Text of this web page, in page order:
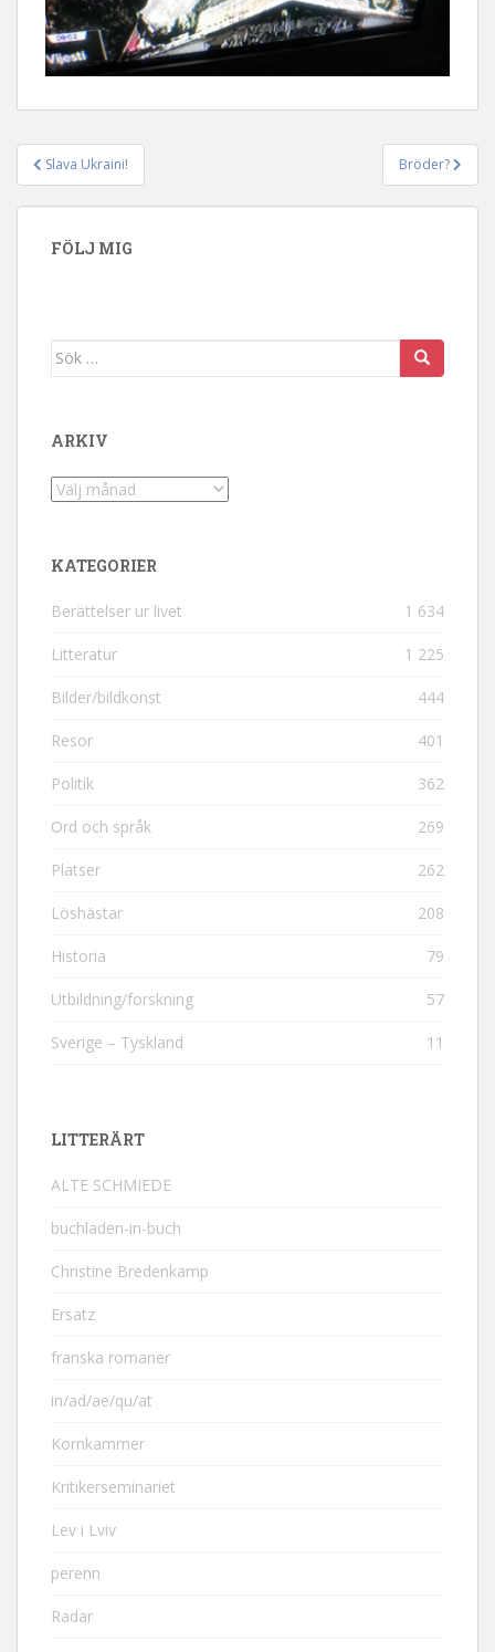
Inläggsnavigering
Slava Ukraini! Bröder?
FÖLJ MIG
Sök efter:
ARKIV
Arkiv
KATEGORIER
Berättelser ur livet 1 634
Litteratur 1 225
Bilder/bildkonst 444
Resor 401
Politik 362
Ord och språk 269
Platser 262
Löshästar 208
Historia 79
Utbildning/forskning 57
Sverige – Tyskland 11
LITTERÄRT
ALTE SCHMIEDE
buchladen-in-buch
Christine Bredenkamp
Ersatz
franska romaner
in/ad/ae/qu/at
Kornkammer
Kritikerseminariet
Lev i Lviv
perenn
Radar